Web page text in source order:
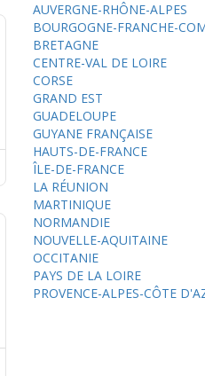
AUVERGNE-RHÔNE-ALPES
BOURGOGNE-FRANCHE-
BRETAGNE
CENTRE-VAL DE LOIRE
CORSE
GRAND EST
GUADELOUPE
GUYANE FRANÇAISE
HAUTS-DE-FRANCE
ÎLE-DE-FRANCE
LA RÉUNION
MARTINIQUE
NORMANDIE
NOUVELLE-AQUITAINE
OCCITANIE
PAYS DE LA LOIRE
PROVENCE-ALPES-CÔTE